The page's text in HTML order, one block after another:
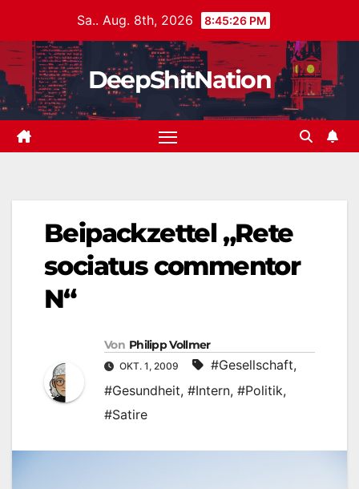
springen
Sa.. Aug. 8th, 2026 8:45:27 PM
DeepShitNation
Beipackzettel „Rete
sociatus commentor
N“
Von Philipp Vollmer
OKT. 1, 2009 #Gesellschaft,
#Gesundheit, #Intern, #Politik,
#Satire